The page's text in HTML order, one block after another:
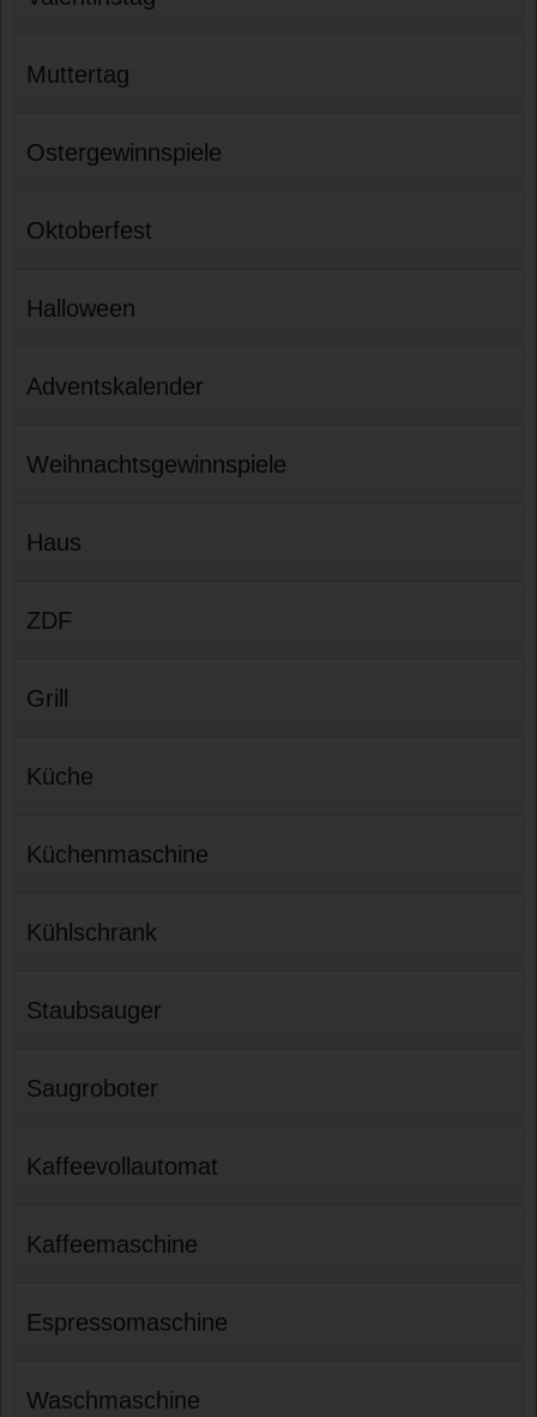
Muttertag
Ostergewinnspiele
Oktoberfest
Halloween
Adventskalender
Weihnachtsgewinnspiele
Haus
ZDF
Grill
Küche
Küchenmaschine
Kühlschrank
Staubsauger
Saugroboter
Kaffeevollautomat
Kaffeemaschine
Espressomaschine
Waschmaschine